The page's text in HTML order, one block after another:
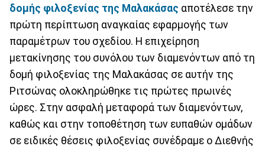
δομής φιλοξενίας της Μαλακάσας αποτέλεσε την
πρώτη περίπτωση αναγκαίας εφαρμογής των
παραμέτρων του σχεδίου. Η επιχείρηση
μετακίνησης του συνόλου των διαμενόντων από τη
δομή φιλοξενίας της Μαλακάσας σε αυτήν της
Ριτσώνας ολοκληρώθηκε τις πρώτες πρωινές
ώρες. Στην ασφαλή μεταφορά των διαμενόντων,
καθώς και στην τοποθέτηση των ευπαθών ομάδων
σε ειδικές θέσεις φιλοξενίας συνέδραμε ο Διεθνής